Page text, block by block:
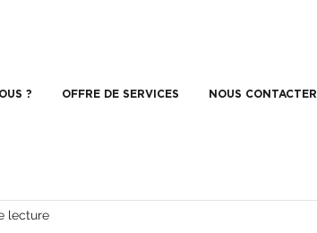
? OFFRE DE SERVICES NOUS CONTACTER
lecture